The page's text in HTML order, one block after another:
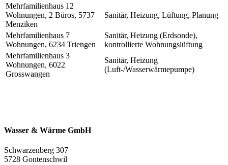
Mehrfamilienhaus 12
Wohnungen, 2 Büros, 5737
Menziken
Sanitär, Heizung, Lüftung, Planung
Mehrfamilienhaus 7
Wohnungen, 6234 Triengen
Sanitär, Heizung (Erdsonde),
kontrollierte Wohnungslüftung
Mehrfamilienhaus 3
Wohnungen, 6022
Grosswangen
Sanitär, Heizung
(Luft-/Wasserwärmepumpe)
Wasser & Wärme GmbH
Schwarzenberg 307
5728 Gontenschwil